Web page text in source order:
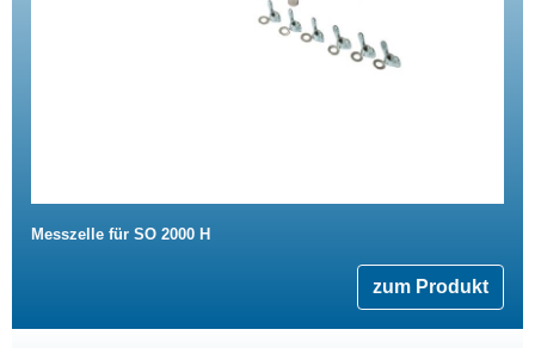
Messzelle für SO 2000 H
zum Produkt